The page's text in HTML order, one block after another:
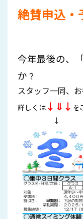
絶賛申込・
今年最後の、
か ？
スタッフ一同、お
詳しくは ↓⇓↓ を
↓